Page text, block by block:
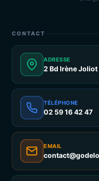
CONTACT
ADRESSE
2 Bd Irène
TÉLÉPHONE
02 59 16 42 47
EMAIL